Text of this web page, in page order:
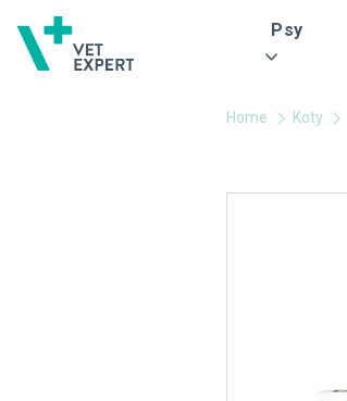
Psy
Home Koty